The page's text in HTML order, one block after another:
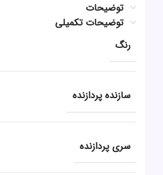
توضیحات
توضیحات تکمیلی
رنگ
سازنده پردازنده
سری پردازنده